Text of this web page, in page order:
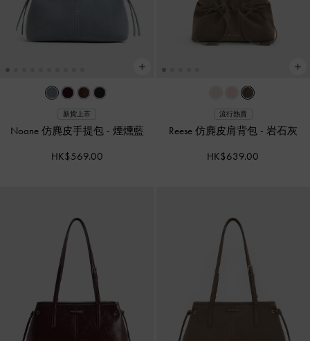
新貨上市
Noane 仿麂皮手提包 - 煙燻藍
HK$569.00
流行熱賣
Reese 仿麂皮肩背包 - 岩石灰
HK$639.00